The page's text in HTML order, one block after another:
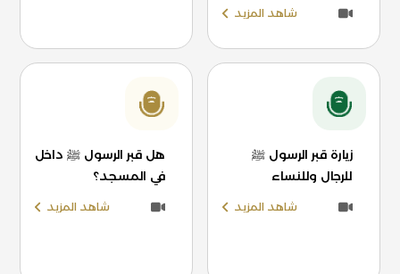
شاهد المزيد
زيارة قبر الرسول ﷺ
للرجال وللنساء
شاهد المزيد
هل قبر الرسول ﷺ داخل
في المسجد؟
شاهد المزيد